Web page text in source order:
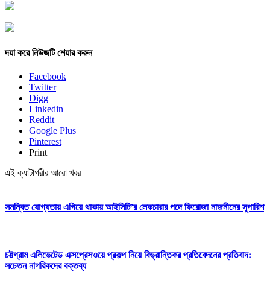
দয়া করে নিউজটি শেয়ার করুন
Facebook
Twitter
Digg
Linkedin
Reddit
Google Plus
Pinterest
Print
এই ক্যাটাগরীর আরো খবর
সমন্বিত যোগ্যতায় এগিয়ে থাকায় আইসিটি’র লেকচারার পদে ফিরোজা নাজনীনের সুপারিশ
চট্টগ্রাম এলিভেটেড এক্সপ্রেসওয়ে প্রকল্প নিয়ে বিভ্রান্তিকর প্রতিবেদনের প্রতিবাদ:
সচেতন নাগরিকদের বক্তব্য